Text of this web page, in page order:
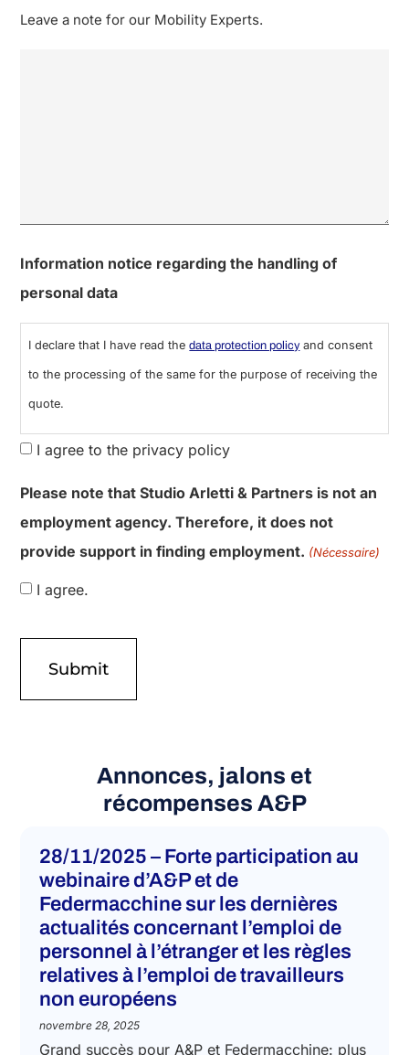
Leave a note for our Mobility Experts.
0 sur 600 caractères maximum
Information notice regarding the handling of
personal data
I declare that I have read the
to the processing of the same for the purpose of receiving the
I agree to the privacy policy
Please note that Studio Arletti & Partners is not an
employment agency. Therefore, it does not
récompenses A&P
28/11/2025 – Forte participation au
webinaire d’A&P et de
Federmacchine sur les dernières
actualités concernant l’emploi de
personnel à l’étranger et les règles
relatives à l’emploi de travailleurs